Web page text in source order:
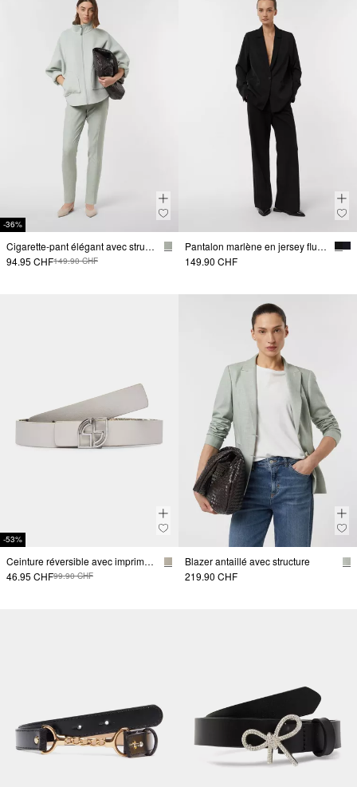
-36%
Cigarette-pant élégant avec structure
94.95 CHF149.90 CHF
Pantalon marlène en jersey fluide
149.90 CHF
-53%
Ceinture réversible avec imprimé serpent
46.95 CHF99.90 CHF
Blazer antaillé avec structure
219.90 CHF